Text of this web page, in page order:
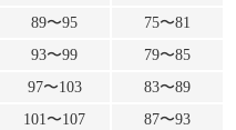
89〜95
75〜81
93〜99
79〜85
97〜103
83〜89
101〜107
87〜93